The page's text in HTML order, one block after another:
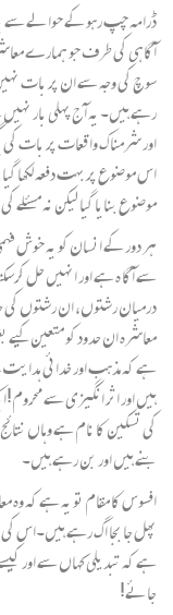
ڈرامہ چپ رہو کے حوالے سے
آگاہی کی طرف جو ہمارے
سوچ کی وجہ سے ان پر بات
رہے ہیں۔ یہ آج پہلی بار
اور شرمناک واقعات پر بات کی
اس موضوع پر بہت دفعہ لکھا
موضوع بنایا گیا لیکن نہ
ہر دور کے انسان کو یہ خوش
سے آگا ہ ہے اور انہیں حل
درمیان رشتوں، ان رشتوں کی
معاشرہ ان حدود کو متعین کیے
ہے کہ مذہب اور خدائی
ہیں اور اثر انگیزی سے
کی تسکین کا نام ہے وہاں
بنے ہیں اور بن رہے ہیں۔
افسوس کا مقام تو یہ ہے کہ
پھل جا بجا اگ رہے ہیں۔اس
ہے کہ تبدیلی کہاں سے اور
جائے!